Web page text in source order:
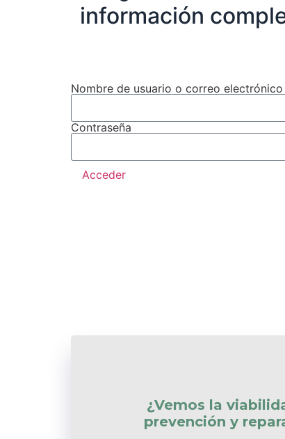
información
Nombre de usuario o correo electrónico
Contraseña
Acceder
¿Vemos la
prevención y